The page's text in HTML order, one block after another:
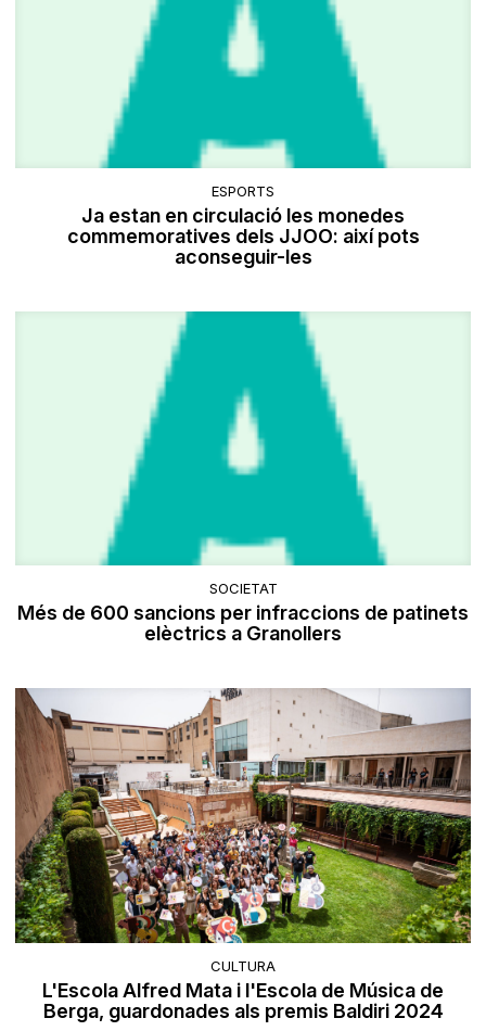
ESPORTS
Ja estan en circulació les monedes
commemoratives dels JJOO: així pots
aconseguir-les
SOCIETAT
Més de 600 sancions per infraccions de patinets
elèctrics a Granollers
CULTURA
L'Escola Alfred Mata i l'Escola de Música de
Berga, guardonades als premis Baldiri 2024